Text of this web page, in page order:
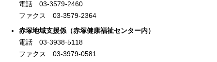
電話 03-3579-2460
ファクス 03-3579-2364
赤塚地域支援係（赤塚健康福祉センター内）
電話 03-3938-5118
ファクス 03-3979-0581